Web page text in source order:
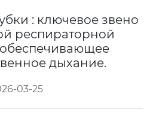
: ключевое звено
респираторной
дыхание.
03-25